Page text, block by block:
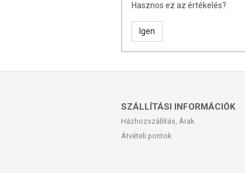
Hasznos ez az értékelés?
Igen
SZÁLLÍTÁSI INFORMÁCIÓK
Házhozszállítás, Árak
Átvételi pontok